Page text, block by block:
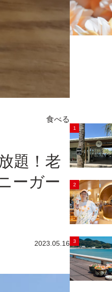
食べる
題！老
ーガー
2023.05.16
1
2
3